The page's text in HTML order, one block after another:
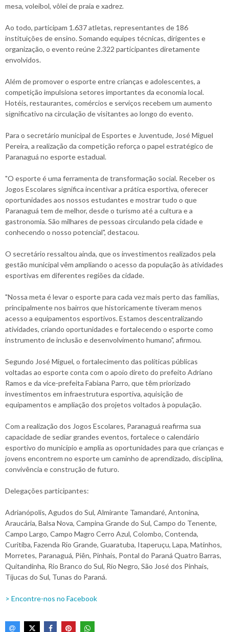
mesa, voleibol, vôlei de praia e xadrez.
Ao todo, participam 1.637 atletas, representantes de 186
instituições de ensino. Somando equipes técnicas, dirigentes e
organização, o evento reúne 2.322 participantes diretamente
envolvidos.
Além de promover o esporte entre crianças e adolescentes, a
competição impulsiona setores importantes da economia local.
Hotéis, restaurantes, comércios e serviços recebem um aumento
significativo na circulação de visitantes ao longo do evento.
Para o secretário municipal de Esportes e Juventude, José Miguel
Pereira, a realização da competição reforça o papel estratégico de
Paranaguá no esporte estadual.
"O esporte é uma ferramenta de transformação social. Receber os
Jogos Escolares significa incentivar a prática esportiva, oferecer
oportunidades aos nossos estudantes e mostrar tudo o que
Paranaguá tem de melhor, desde o turismo até a cultura e a
gastronomia. São milhares de pessoas circulando pela cidade e
conhecendo o nosso potencial", destacou.
O secretário ressaltou ainda, que os investimentos realizados pela
gestão municipal vêm ampliando o acesso da população às atividades
esportivas em diferentes regiões da cidade.
"Nossa meta é levar o esporte para cada vez mais perto das famílias,
principalmente nos bairros que historicamente tiveram menos
acesso a equipamentos esportivos. Estamos descentralizando
atividades, criando oportunidades e fortalecendo o esporte como
instrumento de inclusão e desenvolvimento humano", afirmou.
Segundo José Miguel, o fortalecimento das políticas públicas
voltadas ao esporte conta com o apoio direto do prefeito Adriano
Ramos e da vice-prefeita Fabiana Parro, que têm priorizado
investimentos em infraestrutura esportiva, aquisição de
equipamentos e ampliação dos projetos voltados à população.
Com a realização dos Jogos Escolares, Paranaguá reafirma sua
capacidade de sediar grandes eventos, fortalece o calendário
esportivo do município e amplia as oportunidades para que crianças e
jovens encontrem no esporte um caminho de aprendizado, disciplina,
convivência e construção de futuro.
Delegações participantes:
Adrianópolis, Agudos do Sul, Almirante Tamandaré, Antonina,
Araucária, Balsa Nova, Campina Grande do Sul, Campo do Tenente,
Campo Largo, Campo Magro Cerro Azul, Colombo, Contenda,
Curitiba, Fazenda Rio Grande, Guaratuba, Itaperuçu, Lapa, Matinhos,
Morretes, Paranaguá, Piên, Pinhais, Pontal do Paraná Quatro Barras,
Quitandinha, Rio Branco do Sul, Rio Negro, São José dos Pinhais,
Tijucas do Sul, Tunas do Paraná.
> Encontre-nos no Facebook